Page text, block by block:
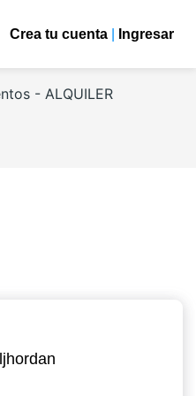
Crea tu cuenta| Ingresar
- ALQUILER